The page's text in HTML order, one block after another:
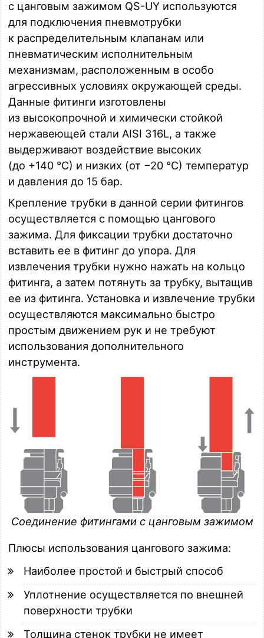
с цанговым зажимом QS-UY используются
для подключения пневмотрубки
к распределительным клапанам или
пневматическим исполнительным
механизмам, расположенным в особо
агрессивных условиях окружающей среды.
Данные фитинги изготовлены
из высокопрочной и химически стойкой
нержавеющей стали AISI 316L, а также
выдерживают воздействие высоких
(до +140 °С) и низких (от −20 °С) температур
и давления до 15 бар.
Крепление трубки в данной серии фитингов
осуществляется с помощью цангового
зажима. Для фиксации трубки достаточно
вставить ее в фитинг до упора. Для
извлечения трубки нужно нажать на кольцо
фитинга, а затем потянуть за трубку, вытащив
ее из фитинга. Установка и извлечение трубки
осуществляются максимально быстро
простым движением рук и не требуют
использования дополнительного
инструмента.
Соединение фитингами с цанговым зажимом
Плюсы использования цангового зажима:
Наиболее простой и быстрый способ
Уплотнение осуществляется по внешней
поверхности трубки
Толщина стенок трубки не имеет